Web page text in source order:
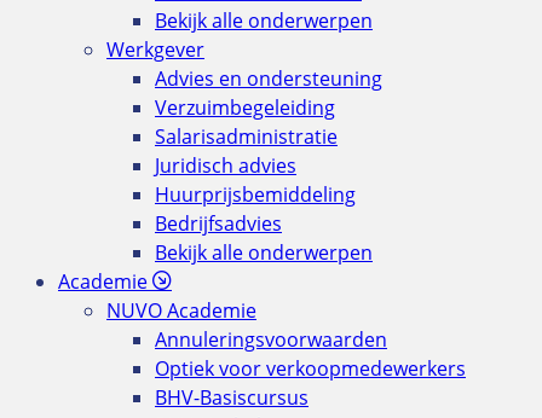
Bekijk alle onderwerpen
Werkgever
Advies en ondersteuning
Verzuimbegeleiding
Salarisadministratie
Juridisch advies
Huurprijsbemiddeling
Bedrijfsadvies
Bekijk alle onderwerpen
Academie
NUVO Academie
Annuleringsvoorwaarden
Optiek voor verkoopmedewerkers
BHV-Basiscursus